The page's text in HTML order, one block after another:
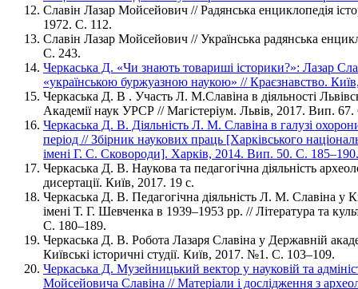
Славін Лазар Мойсейович // Радянська енциклопедія
1972. С. 112.
Славін Лазар Мойсейович // Українська радянська
С. 243.
Черкаська Д. «Чи знають товариші історики?»: Лазар
«українською буржуазною наукою» // Краєзнавство.
Черкаська Д. В . Участь Л. М.Славіна в діяльності
Академії наук УРСР // Магістеріум. Львів, 2017. Вип.
Черкаська Д. В. Діяльність Л. М. Славіна в галузі
період // Збірник наукових праць [Харківського
імені Г. С. Сковороди]. Харків, 2014. Вип. 50. С. 185–190.
Черкаська Д. В. Наукова та педагогічна діяльність
дисертації. Київ, 2017. 19 с.
Черкаська Д. В. Педагогічна діяльність Л. М. Славіна у
імені Т. Г. Шевченка в 1939–1953 рр. // Література та
С. 180–189.
Черкаська Д. В. Робота Лазаря Славіна у Державній
Київські історичні студії. Київ, 2017. №1. С. 103–109.
Черкаська Д. Музейницький вектор у науковій та
Мойсейовича Славіна // Матеріали і дослідження з